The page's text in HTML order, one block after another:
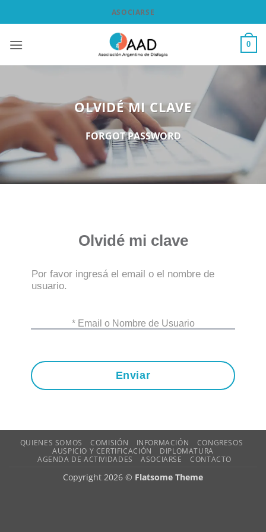
al
ASOCIARSE
0
OLVIDÉ MI CLAVE
FORGOT PASSWORD
Olvidé mi clave
Por favor ingresá el email o el nombre de
usuario.
* Email o Nombre de Usuario
Enviar
QUIENES SOMOS COMISIÓN INFORMACIÓN
CONGRESOS
AUSPICIO Y CERTIFICACIÓN
DIPLOMATURA
AGENDA DE ACTIVIDADES
ASOCIARSE CONTACTO
Copyright 2026 © Flatsome Theme